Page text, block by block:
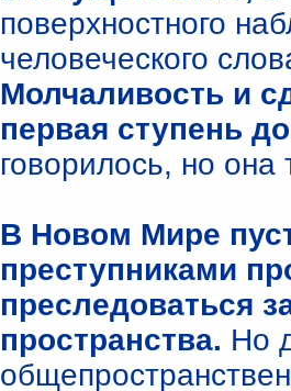
поверхностного
человеческого
Молчаливость и
первая ступень
говорилось, но она
В Новом Мире
преступниками
преследоваться
пространства. Но